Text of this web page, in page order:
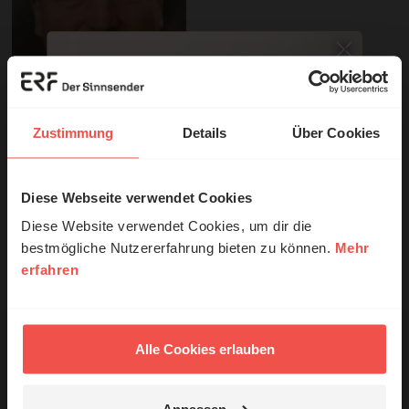
Zustimmung Details Über Cookies
Diese Webseite verwendet Cookies
Diese Website verwendet Cookies, um dir die
bestmögliche Nutzererfahrung bieten zu können. Mehr
erfahren
Alle Cookies erlauben
empfehlen unsere Sendereihe:
Anstoß
© Ruth Schneider / ERF